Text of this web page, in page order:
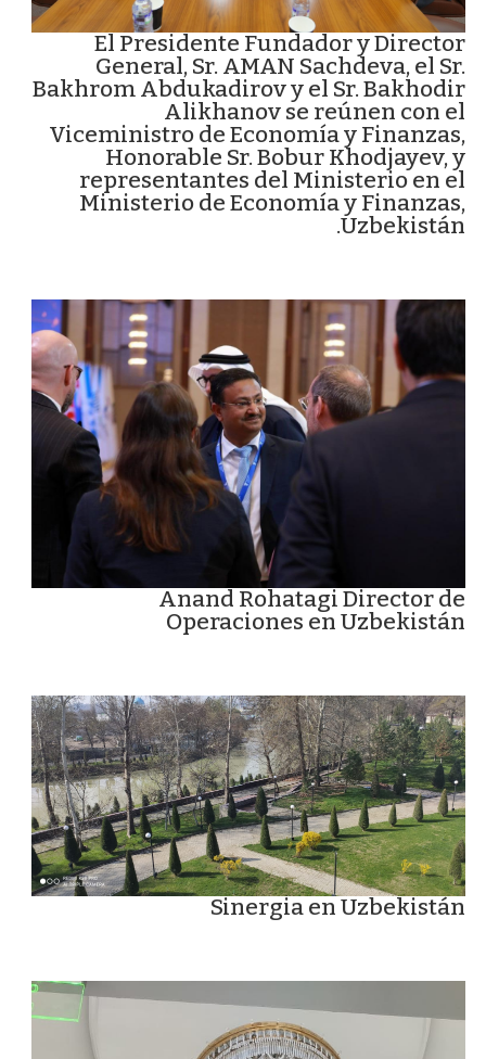
El Presidente Fundador y Director
General, Sr. AMAN Sachdeva, el Sr.
Bakhrom Abdukadirov y el Sr. Bakhodir
Alikhanov se reúnen con el
Viceministro de Economía y Finanzas,
Honorable Sr. Bobur Khodjayev, y
representantes del Ministerio en el
Ministerio de Economía y Finanzas,
Uzbekistán.
Anand Rohatagi Director de
Operaciones en Uzbekistán
Sinergia en Uzbekistán